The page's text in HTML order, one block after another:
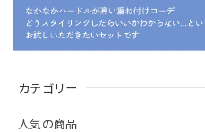
カテゴリー
人気の商品